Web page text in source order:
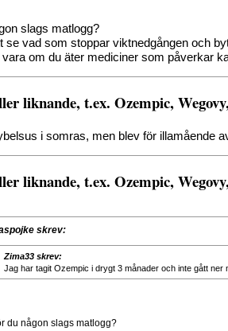
slags matlogg?
se vad som stoppar viktnedgången och
om du äter mediciner som påverkar
liknande, t.ex. Ozempic,
i somras, men blev för illamående
liknande, t.ex. Ozempic,
skrev:
Zima33 skrev:
Jag har tagit Ozempic i drygt 3 månader och inte gått ner
du någon slags matlogg?